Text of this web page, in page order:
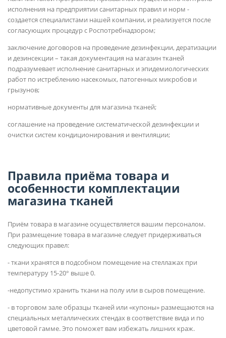
исполнения на предприятии санитарных правил и норм -
создается специалистами нашей компании, и реализуется после
согласующих процедур с Роспотребнадзором;
заключение договоров на проведение дезинфекции, дератизации
и дезинсекции – такая документация на магазин тканей
подразумевает исполнение санитарных и эпидемиологических
работ по истреблению насекомых, патогенных микробов и
грызунов;
нормативные документы для магазина тканей;
соглашение на проведение систематической дезинфекции и
очистки систем кондиционирования и вентиляции;
Правила приёма товара и
особенности комплектации
магазина тканей
Приём товара в магазине осуществляется вашим персоналом.
При размещение товара в магазине следует придерживаться
следующих правел:
- ткани хранятся в подсобном помещение на стеллажах при
температуру 15-20° выше 0.
-недопустимо хранить ткани на полу или в сыров помещение.
- в торговом зале образцы тканей или «купоны» размещаются на
специальных металлических стендах в соответствие вида и по
цветовой гамме. Это поможет вам избежать лишних краж.